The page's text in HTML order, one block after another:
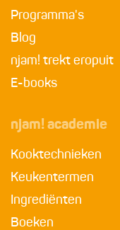
Programma's
Blog
njam! trekt eropuit
E-books
njam! academie
Kooktechnieken
Keukentermen
Ingrediënten
Boeken